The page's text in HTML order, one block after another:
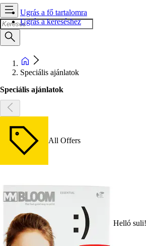
Ugrás a fő tartalomra
Ugrás a kereséshez
Speciális ajánlatok
Speciális ajánlatok
All Offers
Helló suli!